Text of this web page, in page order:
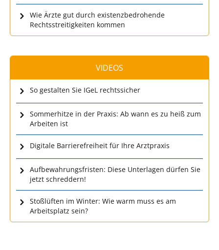
Wie Ärzte gut durch existenzbedrohende
Rechtsstreitigkeiten kommen
VIDEOS
So gestalten Sie IGeL rechtssicher
Sommerhitze in der Praxis: Ab wann es zu heiß zum
Arbeiten ist
Digitale Barrierefreiheit für Ihre Arztpraxis
Aufbewahrungsfristen: Diese Unterlagen dürfen Sie
jetzt schreddern!
Stoßlüften im Winter: Wie warm muss es am
Arbeitsplatz sein?